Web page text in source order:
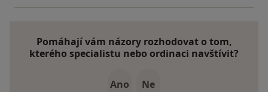
Pomáhají vám názory rozhodovat o tom,
kterého specialistu nebo ordinaci navštívit?
Ano Ne